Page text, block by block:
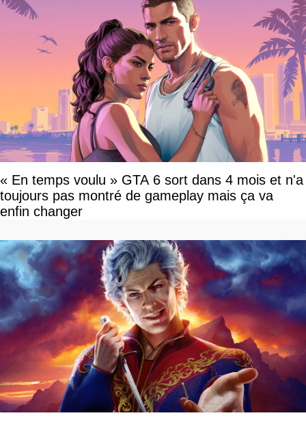
« En temps voulu » GTA 6 sort dans 4 mois et n'a
toujours pas montré de gameplay mais ça va
enfin changer